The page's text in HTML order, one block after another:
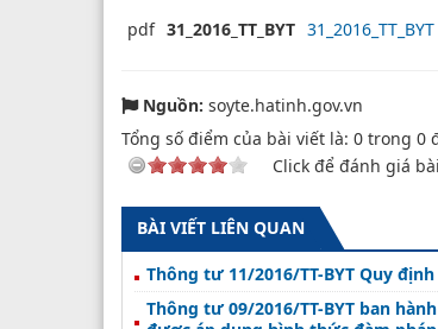
pdf 31_2016_TT_BYT 31_2016_TT_BYT
Nguồn: soyte.hatinh.gov.vn
Tổng số điểm của bài viết là: 0 trong 0
Click để đánh giá
BÀI VIẾT LIÊN QUAN
Thông tư 11/2016/TT-BYT Quy
Thông tư 09/2016/TT-BYT ban